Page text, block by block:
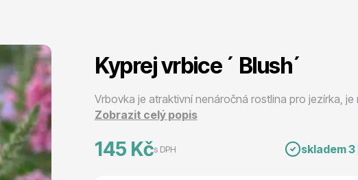
Trvalky
Kyprej vrbice ´ Blush´
Vrbovka je atraktivní nenáročná rostlina pro jezírka,
Zobrazit celý popis
145 Kčs DPH skladem 3